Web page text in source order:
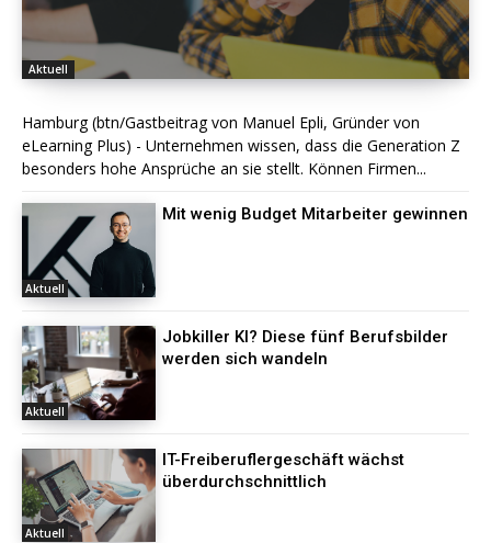
Aktuell
Hamburg (btn/Gastbeitrag von Manuel Epli, Gründer von
eLearning Plus) - Unternehmen wissen, dass die Generation Z
besonders hohe Ansprüche an sie stellt. Können Firmen...
Aktuell
Mit wenig Budget Mitarbeiter gewinnen
Aktuell
Jobkiller KI? Diese fünf Berufsbilder
werden sich wandeln
Aktuell
IT-Freiberuflergeschäft wächst
überdurchschnittlich